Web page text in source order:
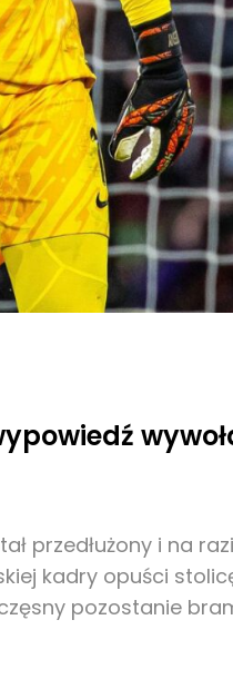
przedłużony i na
kadry opuści
pozostanie